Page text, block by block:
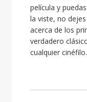
película y
la viste, no
acerca de los
verdadero
cualquier cinéfilo.